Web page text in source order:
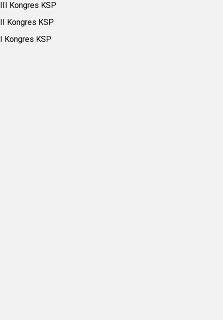
III Kongres KSP
II Kongres KSP
I Kongres KSP